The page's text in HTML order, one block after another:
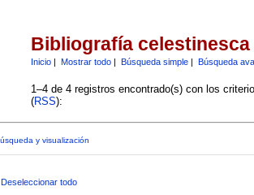
Bibliografía celestinesca
Inicio| Mostrar todo| Búsqueda simple| Búsqueda
1–4 de 4 registros encontrado(s) con los
(RSS):
y visualización
Deseleccionar todo